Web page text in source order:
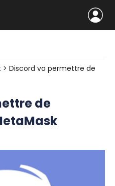
> Discord va permettre de
de